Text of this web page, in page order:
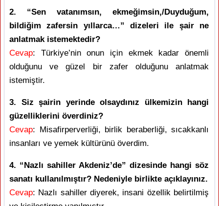
2. “Sen vatanımsın, ekmeğimsin,/Duyduğum,
bildiğim zafersin yıllarca…” dizeleri ile şair ne
anlatmak istemektedir?
Cevap: Türkiye’nin onun için ekmek kadar önemli
olduğunu ve güzel bir zafer olduğunu anlatmak
istemiştir.
3. Siz şairin yerinde olsaydınız ülkemizin hangi
güzelliklerini överdiniz?
Cevap: Misafirperverliği, birlik beraberliği, sıcakkanlı
insanları ve yemek kültürünü överdim.
4. “Nazlı sahiller Akdeniz’de” dizesinde hangi söz
sanatı kullanılmıştır? Nedeniyle birlikte açıklayınız.
Cevap: Nazlı sahiller diyerek, insani özellik belirtilmiş